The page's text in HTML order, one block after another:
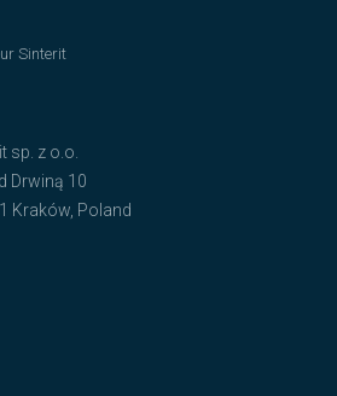
sp. z o.o.
Drwiną 10
Kraków, Poland
Sinterit